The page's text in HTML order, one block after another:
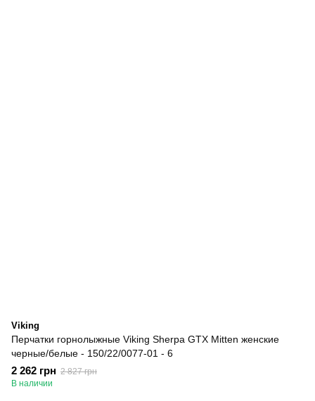
Viking
Перчатки горнолыжные Viking Sherpa GTX Mitten женские
черные/белые - 150/22/0077-01 - 6
2 262 грн 2 827 грн
В наличии